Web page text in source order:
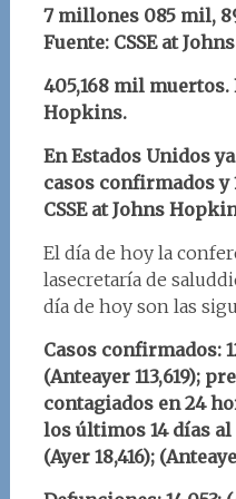
7 millones 085 mil,
Fuente: CSSE at
405,168 mil muertos.
Hopkins.
En Estados Unidos
casos confirmados y
CSSE at Johns
El día de hoy la
lasecretaría de
día de hoy son las
Casos confirmados:
(Anteayer 113,619);
contagiados en 24
los últimos 14 días al
(Ayer 18,416);